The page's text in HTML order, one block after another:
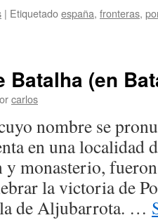
| Etiquetadoespaña, fronteras,
Batalha (en
carlos
nombre se
en una localidad
monasterio,
la victoria de
de Aljubarrota. …